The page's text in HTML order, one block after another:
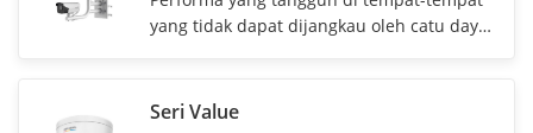
yang tidak dapat dijangkau oleh catu daya
Seri Value